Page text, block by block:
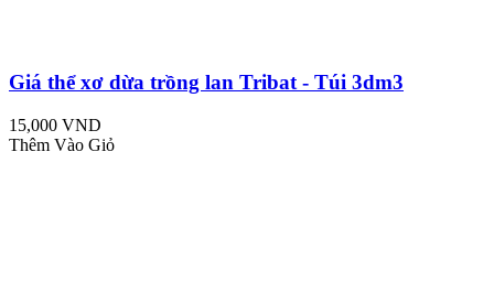
Giá thể xơ dừa trồng lan Tribat - Túi 3dm3
15,000 VND
Thêm Vào Giỏ